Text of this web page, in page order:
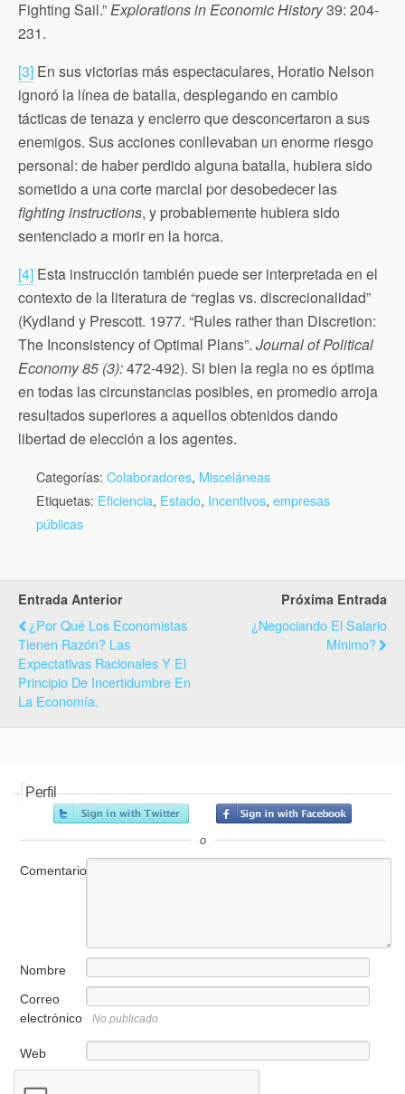
Fighting Sail.”Explorations in Economic History39: 204-
231.
[3] En sus victorias más espectaculares, Horatio Nelson
ignoró la línea de batalla, desplegando en cambio
tácticas de tenaza y encierro que desconcertaron a sus
enemigos. Sus acciones conllevaban un enorme riesgo
personal: de haber perdido alguna batalla, hubiera sido
sometido a una corte marcial por desobedecer las
fighting instructions, y probablemente hubiera sido
sentenciado a morir en la horca.
[4] Esta instrucción también puede ser interpretada en el
contexto de la literatura de “reglas vs. discrecionalidad”
(Kydland y Prescott. 1977. “Rules rather than Discretion:
The Inconsistency of Optimal Plans”. Journal of Political
Economy 85 (3):472-492). Si bien la regla no es óptima
en todas las circunstancias posibles, en promedio arroja
resultados superiores a aquellos obtenidos dando
libertad de elección a los agentes.
Categorías: Colaboradores, Misceláneas
Etiquetas: Eficiencia, Estado, Incentivos, empresas
públicas
Entrada Anterior
¿Por Qué Los Economistas
Tienen Razón? Las
Expectativas Racionales Y El
Principio De Incertidumbre En
La Economía.
Próxima Entrada
¿Negociando El Salario
Mínimo?
Perfil
o
Comentario
Nombre
Correo
electrónico
No publicado
Web